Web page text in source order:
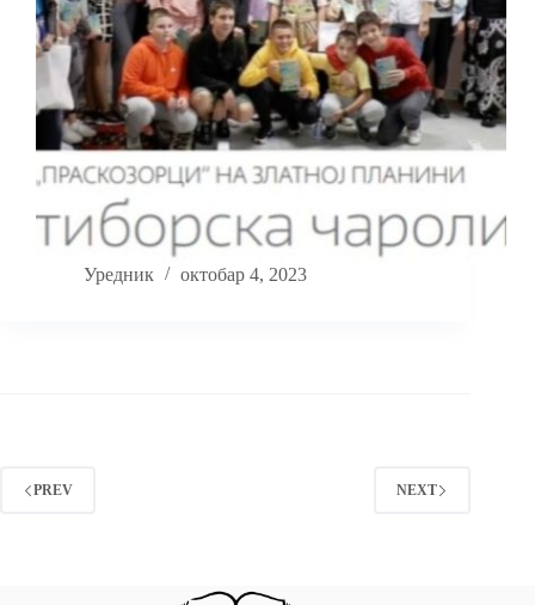
Уредник октобар 4, 2023
PREV NEXT